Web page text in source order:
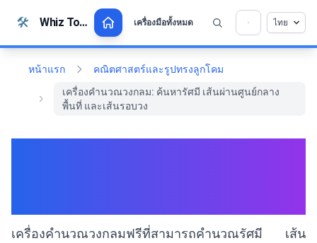
🛠️ Whiz Tools เครื่องมือทั้งหมด ไทย
หน้าแรก
คณิตศาสตร์และรูปทรงลูกโคม
เครื่องคำนวณวงกลม: ค้นหารัศมี เส้นผ่านศูนย์กลาง
พื้นที่ และเส้นรอบวง
เครื่องคำนวณวงกลมฟรีที่สามารถคำนวณรัศมี เส้น
💡 ชอบเครื่องมือนี้หรือไม่? ช่วยเราทำให้มันดียิ่ง
ขึ้น!
×
คลิกเพื่อเปิด →